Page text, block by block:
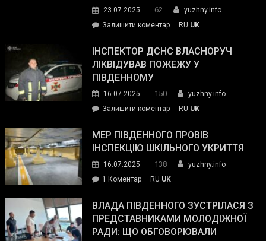
гуманітарну
допомогу
23.07.2025 62
yuzhny.info
Залишити коментарon
провів
нараду
силових
та
органів:
«Наш
спільний
окупанти.
Маємо
діяти
RU UK
ІНСПЕКТОР ДСНС ВЛАСНОРУЧ
ЛІКВІДУВАВ ПОЖЕЖУ У
ПІВДЕННОМУ
16.07.2025 150
yuzhny.info
Залишити коментарon
ДСНС
власноруч
пожежу
у
RU UK
МЕР ПІВДЕННОГО ПРОВІВ
ІНСПЕКЦІЮ ШКІЛЬНОГО УКРИТТЯ
16.07.2025 138
yuzhny.info
1 Коментардо
Південного
провів
інспекцію
RU UK
ВЛАДА ПІВДЕННОГО ЗУСТРІЛАСЯ З
ПРЕДСТАВНИКАМИ МОЛОДІЖНОЇ
РАДИ: ЩО ОБГОВОРЮВАЛИ